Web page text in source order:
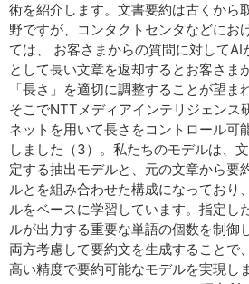
術を紹介します。文書要約は古くから
野ですが、コンタクトセンタなどにお
ては、 お客さまからの質問に対して
として長い文章を返却するとお客さま
「長さ」を適切に調整することが望ま
そこでNTTメディアインテリジェンス
ネットを用いて長さをコントロール可
しました（3）。私たちのモデルは、
定する抽出モデルと、元の文章から要
ルとを組み合わせた構成になっており
ルをベースに学習しています。指定し
ルが出力する重要な単語の個数を制御
両方考慮して要約文を生成することで
高い精度で要約可能なモデルを実現し